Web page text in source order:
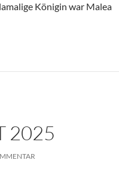
Königin war Malea
2025